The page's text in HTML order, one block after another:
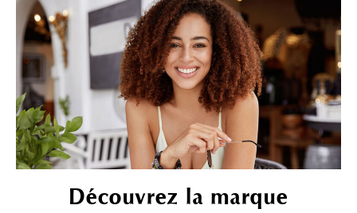
Découvrez la marque